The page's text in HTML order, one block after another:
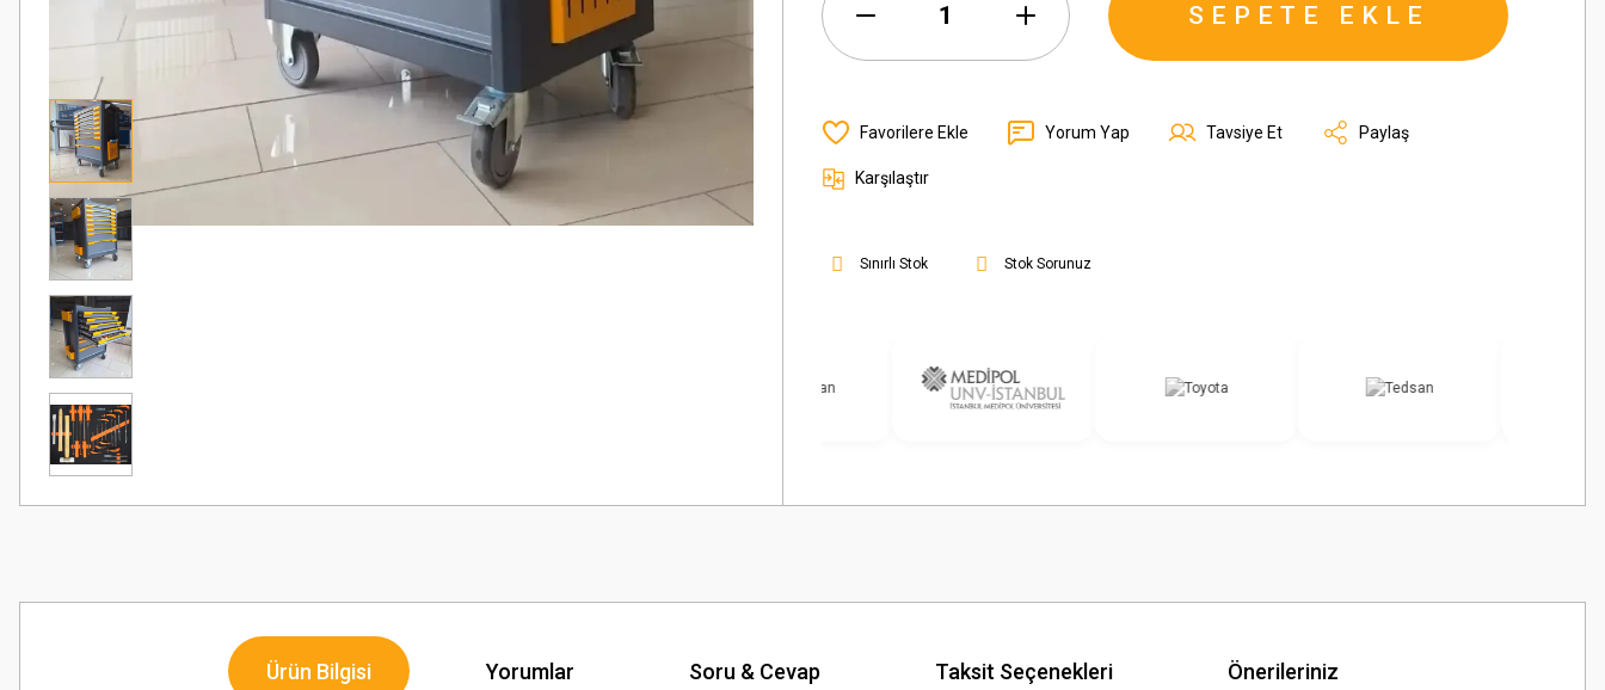
SEPETE EKLE
Yorum Yap Tavsiye Et Paylaş
Karşılaştır
Sınırlı Stok Stok Sorunuz
Ürün Bilgisi Yorumlar Soru & Cevap Taksit Seçenekleri Önerileriniz